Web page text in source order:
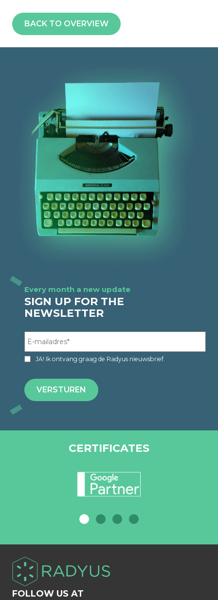
BACK TO OVERVIEW
Every month a new update
SIGN UP FOR THE
NEWSLETTER
JA! Ik ontvang graag de Radyus nieuwsbrief.
VERSTUREN
CERTIFICATES
FOLLOW US AT